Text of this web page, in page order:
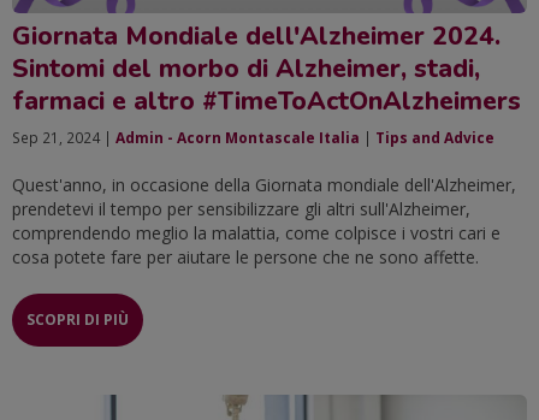
Giornata Mondiale dell'Alzheimer 2024.
Sintomi del morbo di Alzheimer, stadi,
farmaci e altro #TimeToActOnAlzheimers
Sep 21, 2024 | Admin - Acorn Montascale Italia | Tips and Advice
Quest'anno, in occasione della Giornata mondiale dell'Alzheimer,
prendetevi il tempo per sensibilizzare gli altri sull'Alzheimer,
comprendendo meglio la malattia, come colpisce i vostri cari e
cosa potete fare per aiutare le persone che ne sono affette.
SCOPRI DI PIÙ